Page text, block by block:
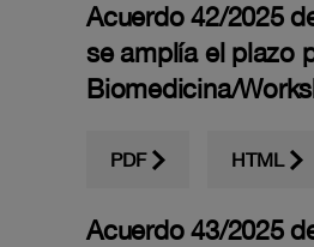
Acuerdo 42/2025
se amplía el plazo
Biomedicina/
PDF HTML
Acuerdo 43/2025